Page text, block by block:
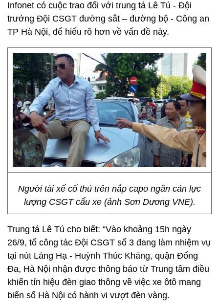
Infonet có cuộc trao đổi với trung tá Lê Tú - Đội
trưởng Đội CSGT đường sắt – đường bộ - Công an
TP Hà Nội, để hiểu rõ hơn về vấn đề này.
Người tài xế cố thủ trên nắp capo ngăn cản lực
lượng CSGT cẩu xe (ảnh Sơn Dương VNE).
Trung tá Lê Tú cho biết: “Vào khoảng 15h ngày
26/9, tổ công tác Đội CSGT số 3 đang làm nhiệm vụ
tại nút Láng Hạ - Huỳnh Thúc Kháng, quận Đống
Đa, Hà Nội nhận được thông báo từ Trung tâm điều
khiển tín hiệu đèn giao thông về việc xe ôtô mang
biển số Hà Nội có hành vi vượt đèn vàng.